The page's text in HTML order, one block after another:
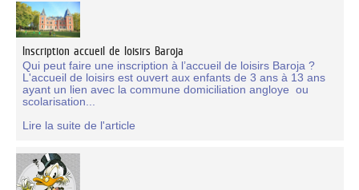
des
catégories
d'information
Inscription accueil de loisirs Baroja
Qui peut faire une inscription à l’accueil de loisirs Baroja ?
L'accueil de loisirs est ouvert aux enfants de 3 ans à 13 ans
ayant un lien avec la commune domiciliation angloye ou
scolarisation...
Lire la suite de l'article